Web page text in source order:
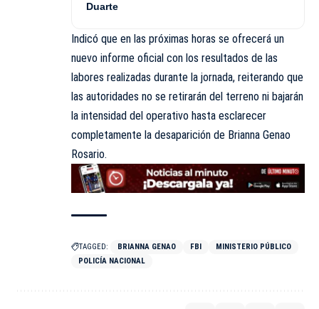
Duarte
Indicó que en las próximas horas se ofrecerá un
nuevo informe oficial con los resultados de las
labores realizadas durante la jornada, reiterando que
las autoridades no se retirarán del terreno ni bajarán
la intensidad del operativo hasta esclarecer
completamente la desaparición de Brianna Genao
Rosario.
TAGGED: BRIANNA GENAO FBI
MINISTERIO PÚBLICO
POLICÍA NACIONAL